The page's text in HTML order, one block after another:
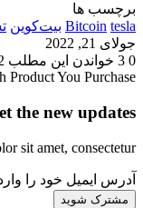
برچسب ها
Bitcoin tesla بیت‌کوین
جولای 21, 2022
0
خواندن این مطلب 2 دقیقه زمان میبرد
Product You Purchase
the new updates!
sit amet, consectetur.
آدرس ایمیل خود را